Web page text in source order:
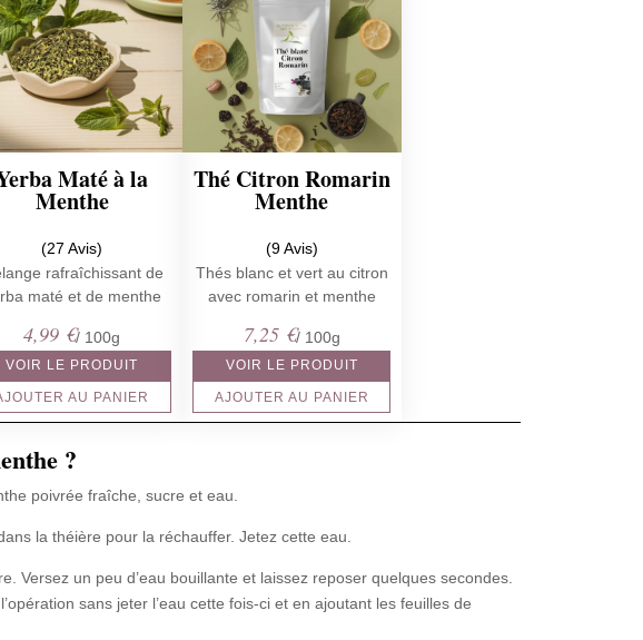
Maté à la
Menthe
(27 Avis)
rafraîchissant de
maté et de menthe
4,99 €/ 100g
VOIR LE PRODUIT
AU PANIER
Thé Citron Romarin
Menthe
(9 Avis)
Thés blanc et vert au citron
avec romarin et menthe
7,25 €/ 100g
VOIR LE PRODUIT
AJOUTER AU PANIER
?
poivrée fraîche, sucre et eau.
la théière pour la réchauffer. Jetez cette eau.
Versez un peu d’eau bouillante et laissez reposer quelques secondes.
sans jeter l’eau cette fois-ci et en ajoutant les feuilles de